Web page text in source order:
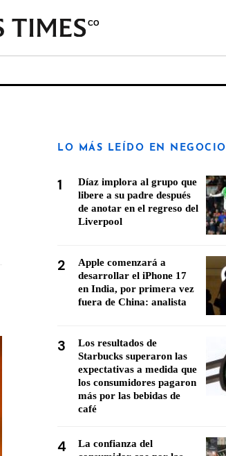
CO
LO MÁS LEÍDO EN NEGOCIO
1
Díaz implora al grupo que
libere a su padre después
de anotar en el regreso del
Liverpool
2
Apple comenzará a
desarrollar el iPhone 17
en India, por primera vez
fuera de China: analista
3
Los resultados de
Starbucks superaron las
expectativas a medida que
los consumidores pagaron
más por las bebidas de
café
4
La confianza del